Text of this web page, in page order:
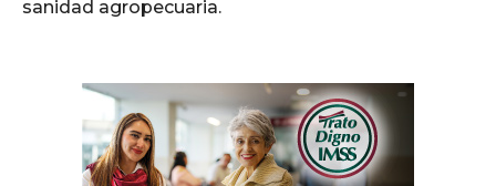
sanidad agropecuaria.